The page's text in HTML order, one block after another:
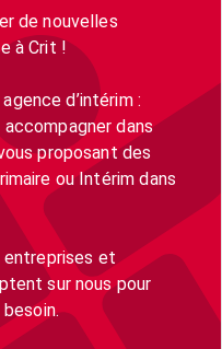
de nouvelles
à Crit !
d’intérim :
dans
proposant des
ou Intérim dans
entreprises et
sur nous pour
trouver les talents dont ils ont besoin.